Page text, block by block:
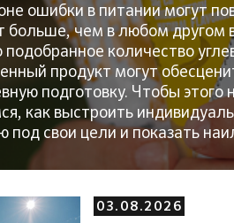
ошибки в питании могут
больше, чем в любом другом
подобранное количество
продукт могут
подготовку. Чтобы этого
как выстроить
под свои цели и показать
03.08.2026